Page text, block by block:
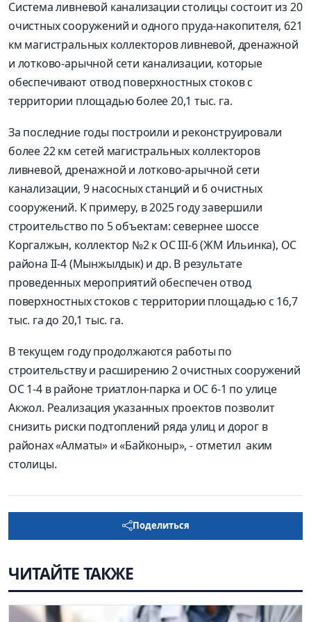
Система ливневой канализации столицы состоит из 20
очистных сооружений и одного пруда-накопителя, 621
км магистральных коллекторов ливневой, дренажной
и лотково-арычной сети канализации, которые
обеспечивают отвод поверхностных стоков с
территории площадью более 20,1 тыс. га.
За последние годы построили и реконструировали
более 22 км сетей магистральных коллекторов
ливневой, дренажной и лотково-арычной сети
канализации, 9 насосных станций и 6 очистных
сооружений. К примеру, в 2025 году завершили
строительство по 5 объектам: севернее шоссе
Коргалжын, коллектор №2 к ОС III-6 (ЖМ Ильинка), ОС
района II-4 (Мынжылдык) и др. В результате
проведенных мероприятий обеспечен отвод
поверхностных стоков с территории площадью с 16,7
тыс. га до 20,1 тыс. га.
В текущем году продолжаются работы по
строительству и расширению 2 очистных сооружений
ОС 1-4 в районе триатлон-парка и ОС 6-1 по улице
Акжол. Реализация указанных проектов позволит
снизить риски подтоплений ряда улиц и дорог в
районах «Алматы» и «Байконыр», - отметил аким
столицы.
Поделиться
ЧИТАЙТЕ ТАКЖЕ